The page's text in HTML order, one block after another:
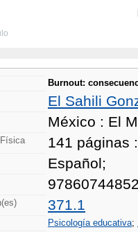
Burnout:
El Sahili
México : El
141 páginas
Español;
371.1
Psicología educativa;